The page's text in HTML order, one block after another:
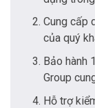
Cung cấp
của quý
Bảo hành
Group
Hỗ trợ